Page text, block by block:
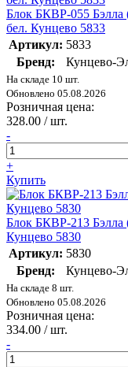
Блок БКВР-055 Бэлла
бел. Кунцево 5833
Артикул: 5833
Бренд:
Кунцево-
На складе 10 шт.
Обновлено 05.08.2026
Розничная цена:
328.00 / шт.
-
+
Купить
Блок БКВР-213 Бэлла
Кунцево 5830
Артикул: 5830
Бренд:
Кунцево-
На складе 8 шт.
Обновлено 05.08.2026
Розничная цена:
334.00 / шт.
-